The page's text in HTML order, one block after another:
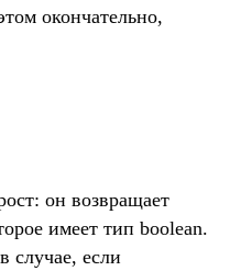
окончательно,
он возвращает
имеет тип boolean.
случае, если